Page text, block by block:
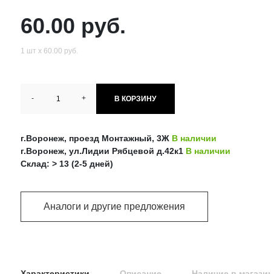
60.00 руб.
1 шт х 60.00 руб.
- + В КОРЗИНУ
г.Воронеж, проезд Монтажный, 3Ж В наличии
г.Воронеж, ул.Лидии Рябцевой д.42к1 В наличии
Склад: > 13 (2-5 дней)
Аналоги и другие предложения